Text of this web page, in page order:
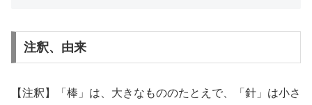
注釈、由来
【注釈】「棒」は、大きなもののたとえで、「針」は小さ